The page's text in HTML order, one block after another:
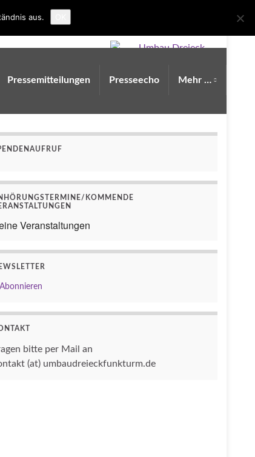
Search for:
Pressemitteilungen Presseecho Mehr …
KOMMENDE
Veranstaltungen
Abonnieren
bitte per Mail an
(at) umbaudreieckfunkturm.de
aus.